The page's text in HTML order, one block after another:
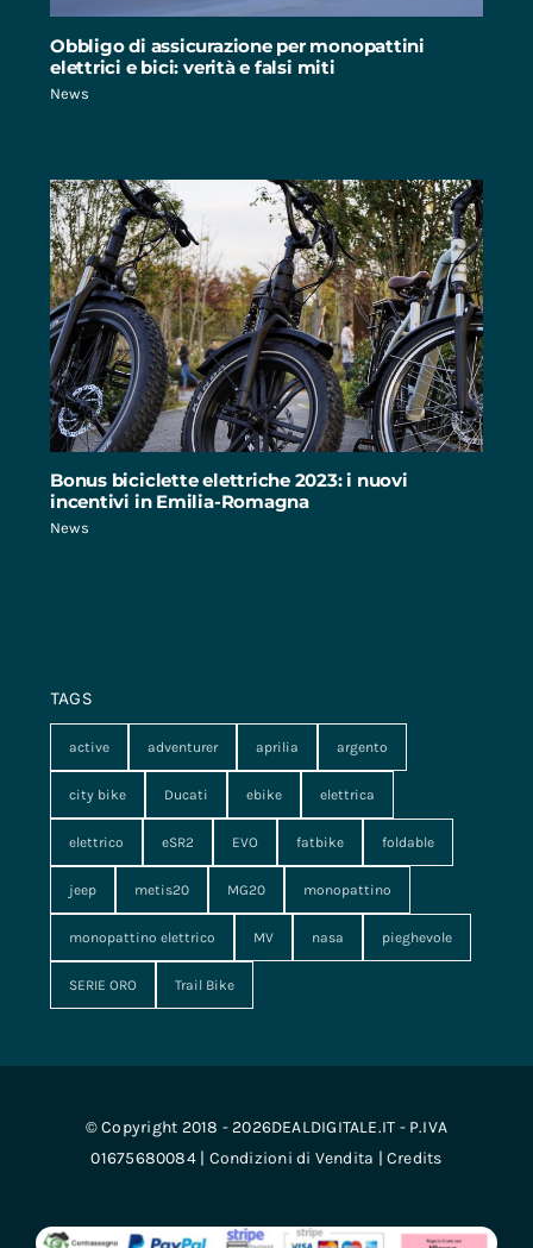
Obbligo di assicurazione per monopattini
elettrici e bici: verità e falsi miti
News
Bonus biciclette elettriche 2023: i nuovi
incentivi in Emilia-Romagna
News
TAGS
active adventurer aprilia argento
city bike Ducati ebike elettrica
elettrico eSR2 EVO fatbike foldable
jeep metis20 MG20 monopattino
monopattino elettrico MV nasa pieghevole
SERIE ORO Trail Bike
© Copyright 2018 - 2026DEALDIGITALE.IT - P.IVA
01675680084 | Condizioni di Vendita | Credits